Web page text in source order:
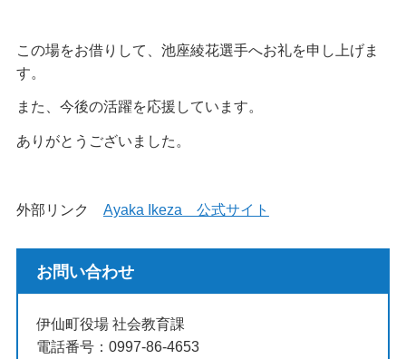
この場をお借りして、池座綾花選手へお礼を申し上げま
す。
また、今後の活躍を応援しています。
ありがとうございました。
外部リンク Ayaka Ikeza 公式サイト
お問い合わせ
伊仙町役場 社会教育課
電話番号：0997-86-4653